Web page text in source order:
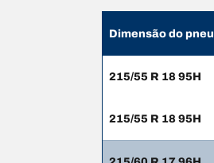
Dimensão do pneu
215/55 R 18 95H
215/55 R 18 95H